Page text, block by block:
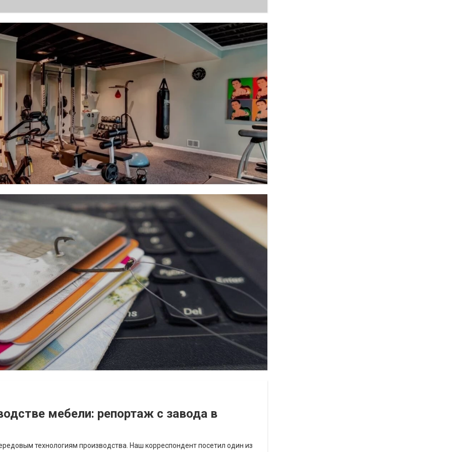
мебели: репортаж с завода в
технологиям производства. Наш корреспондент посетил один из